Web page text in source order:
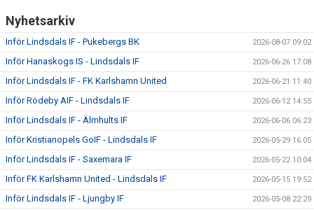
Nyhetsarkiv
Inför Lindsdals IF - Pukebergs BK 2026-08-07 09:02
Inför Hanaskogs IS - Lindsdals IF 2026-06-26 17:08
Inför Lindsdals IF - FK Karlshamn United 2026-06-21 11:40
Inför Rödeby AIF - Lindsdals IF 2026-06-12 14:55
Inför Lindsdals IF - Älmhults IF 2026-06-06 06:23
Inför Kristianopels GoIF - Lindsdals IF 2026-05-29 16:05
Inför Lindsdals IF - Saxemara IF 2026-05-22 10:04
Inför FK Karlshamn United - Lindsdals IF 2026-05-15 19:52
Inför Lindsdals IF - Ljungby IF 2026-05-08 22:29